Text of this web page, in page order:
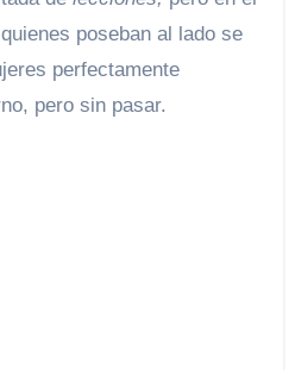
poseban al lado se
perfectamente
pero sin pasar.